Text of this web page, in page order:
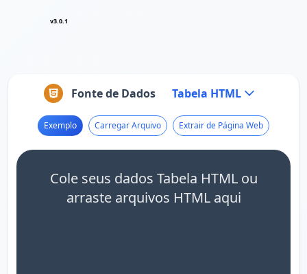
v3.0.1
Fonte de Dados Tabela HTML
Exemplo Carregar Arquivo Extrair de Página Web
Cole seus dados Tabela HTML ou
arraste arquivos HTML aqui